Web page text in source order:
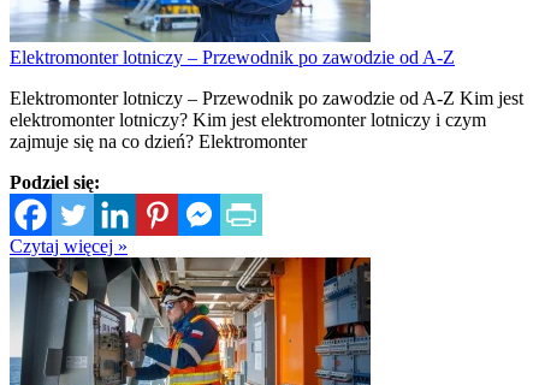
Elektromonter lotniczy – Przewodnik po zawodzie od A-Z
Elektromonter lotniczy – Przewodnik po zawodzie od A-Z Kim jest
elektromonter lotniczy? Kim jest elektromonter lotniczy i czym
zajmuje się na co dzień? Elektromonter
Podziel się:
Czytaj więcej »